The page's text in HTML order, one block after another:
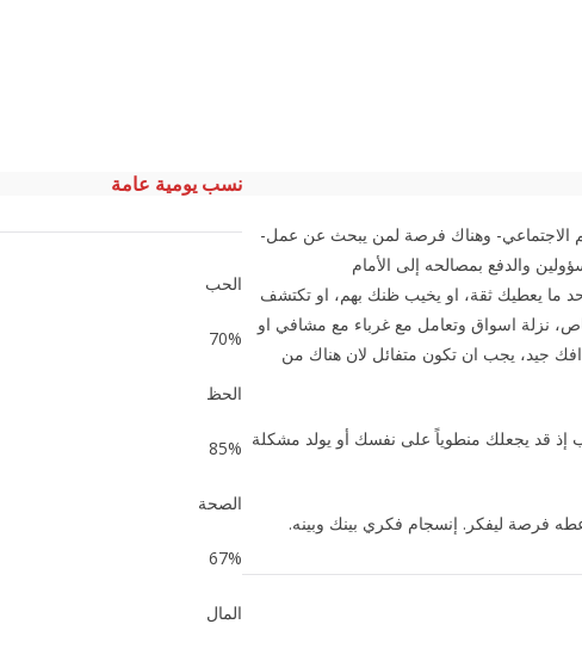
الاجتماعي- وهناك فرصة لمن يبحث عن عمل-
والدفع بمصالحه إلى الأمام
ما يعطيك ثقة، او يخيب ظنك بهم، او تكتشف
نزلة اسواق وتعامل مع غرباء مع مشافي او
جيد، يجب ان تكون متفائل لان هناك من
إذ قد يجعلك منطوياً على نفسك أو يولد مشكلة
فرصة ليفكر. إنسجام فكري بينك وبينه.
نسب يومية عامة
الحب
70%
الحظ
85%
الصحة
67%
المال